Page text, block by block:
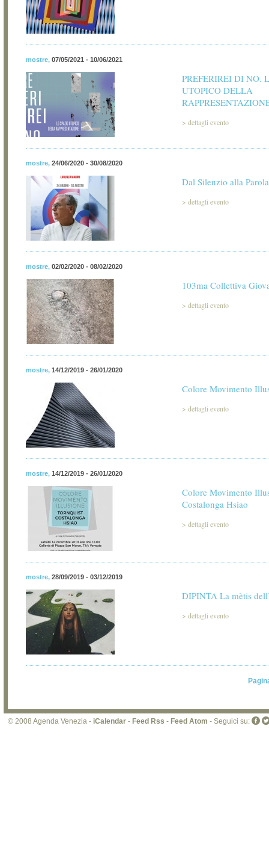
mostre, 07/05/2021 - 10/06/2021
PREFERIREI DI NO.
UTOPICO DELLA
> dettagli evento
mostre, 24/06/2020 - 30/08/2020
Dal Silenzio alla
> dettagli evento
mostre, 02/02/2020 - 08/02/2020
103ma Collettiva
> dettagli evento
mostre, 14/12/2019 - 26/01/2020
Colore Movimento
> dettagli evento
mostre, 14/12/2019 - 26/01/2020
Colore Movimento
Costalonga Hsiao
> dettagli evento
mostre, 28/09/2019 - 03/12/2019
DIPINTA La mètis
> dettagli evento
© 2008 Agenda Venezia - iCalendar - Feed Rss - Feed Atom - Seguici su: